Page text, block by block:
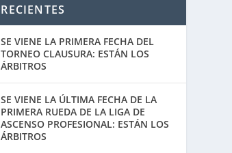
RECIENTES
SE VIENE LA PRIMERA FECHA DEL
TORNEO CLAUSURA: ESTÁN LOS
ÁRBITROS
SE VIENE LA ÚLTIMA FECHA DE LA
PRIMERA RUEDA DE LA LIGA DE
ASCENSO PROFESIONAL: ESTÁN LOS
ÁRBITROS